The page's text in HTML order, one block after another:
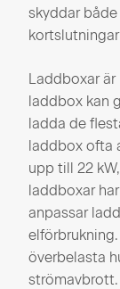
skyddar
Laddboxar är
laddbox kan
ladda de
laddbox ofta
upp till 22
laddboxar
anpassar
överbelasta
strömavbrott​​.